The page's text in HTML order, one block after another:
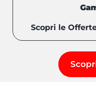
Scopri le